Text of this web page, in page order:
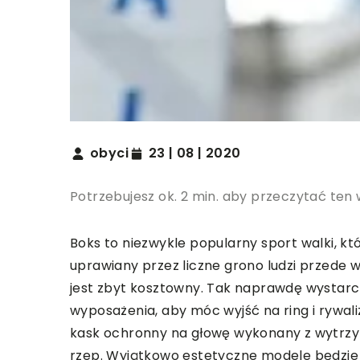
obyci 23 | 08 | 2020
Potrzebujesz ok. 2 min. aby przeczytać ten
Boks to niezwykle popularny sport walki,
uprawiany przez liczne grono ludzi przede
jest zbyt kosztowny. Tak naprawdę
wyposażenia, aby móc wyjść na ring i
kask ochronny na głowę wykonany z
rzep. Wyjątkowo estetyczne modele